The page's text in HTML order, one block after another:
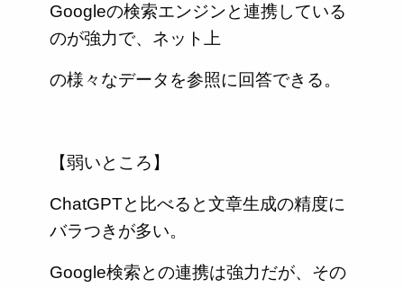
Googleの検索エンジンと連携している
のが強力で、ネット上
の様々なデータを参照に回答できる。
【弱いところ】
ChatGPTと比べると文章生成の精度に
バラつきが多い。
Google検索との連携は強力だが、その